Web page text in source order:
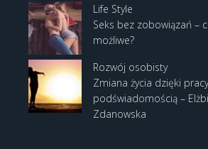
Life Style
Seks bez zobowiązań –
możliwe?
Rozwój osobisty
Zmiana życia dzięki
podświadomością –
Zdanowska